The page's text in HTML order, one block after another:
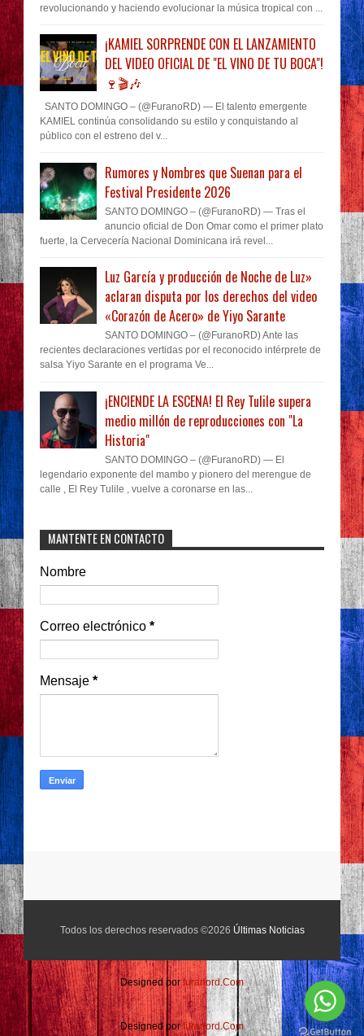
revolucionando y haciendo evolucionar la música tropical con ...
¡KAMIEL SORPRENDE CON EL LANZAMIENTO
DEL VIDEO OFICIAL DE "EL VINO DE TU BOCA"!
🍷🎬🎶
SANTO DOMINGO – (@FuranoRD) — El talento emergente
KAMIEL continúa consolidando su estilo y conquistando al
público con el estreno del v...
Rumores y Nombres que Suenan para el
Festival Presidente 2026
SANTO DOMINGO – (@FuranoRD) — Tras el
anuncio oficial de Don Omar como el primer plato
fuerte, la Cervecería Nacional Dominicana irá revel...
Luz García y producción de Noche de Luz»
aclaran disputa por los derechos del video
«Corazón de Acero» de Yiyo Sarante
SANTO DOMINGO – (@FuranoRD) Ante las
recientes declaraciones vertidas por el reconocido intérprete de
salsa Yiyo Sarante en el programa Ve...
¡ENCIENDE LA ESCENA! El Rey Tulile supera
medio millón de reproducciones con "La
Historia"
SANTO DOMINGO – (@FuranoRD) — El
legendario exponente del mambo y pionero del merengue de
calle , El Rey Tulile , vuelve a coronarse en las...
MANTENTE EN CONTACTO
Nombre
Correo electrónico *
Mensaje *
Todos los derechos reservados ©2026 Últimas Noticias
Designed porfuranord.Com
Designed porfuranord.Com